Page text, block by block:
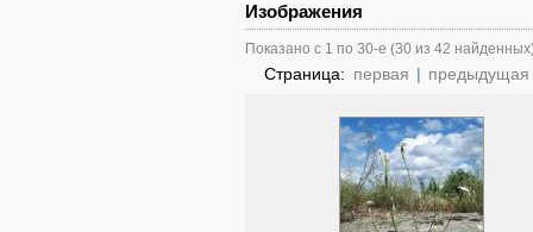
Изображения
Показано с 1 по 30-е (30 из 42
Страница: первая | предыдущая